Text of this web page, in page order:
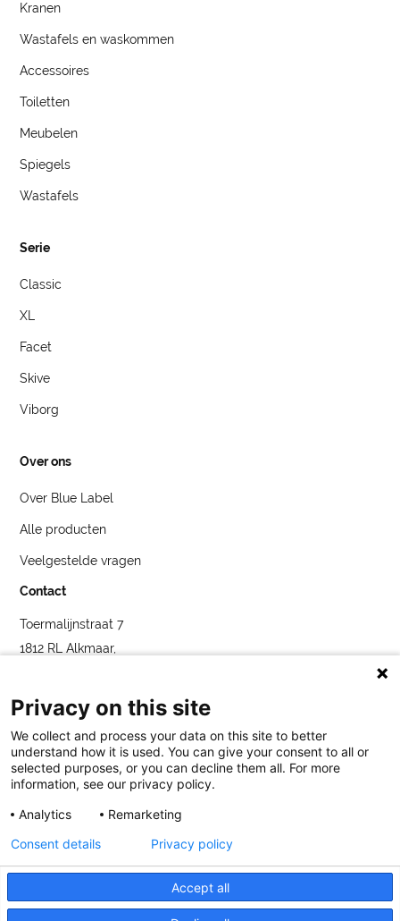
Kranen
Wastafels en waskommen
Accessoires
Toiletten
Meubelen
Spiegels
Wastafels
Serie
Classic
XL
Facet
Skive
Viborg
Over ons
Over Blue Label
Alle producten
Veelgestelde vragen
Contact
Toermalijnstraat 7
1812 RL Alkmaar,
service@bybluelabel.com
Blue Label
Toermalijnstraat 7, 1812 RL Alkmaar
LegaalCookies Privatlivspolitiek
Privacy on this site
We collect and process your data on this site to better
understand how it is used. You can give your consent to all or
selected purposes, or you can decline them all. For more
information, see our privacy policy.
Analytics
Remarketing
Accept all
Consent details Privacy policy